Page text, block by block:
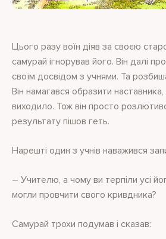
Цього разу воїн діяв за своєю
самурай ігнорував його. Він далі
своїм досвідом з учнями. Та
Він намагався образити
виходило. Тож він просто
результату пішов геть.
Нарешті один з учнів наважився
– Учителю, а чому ви терпіли усі
могли провчити свого кривдника?
Самурай трохи подумав і сказав: